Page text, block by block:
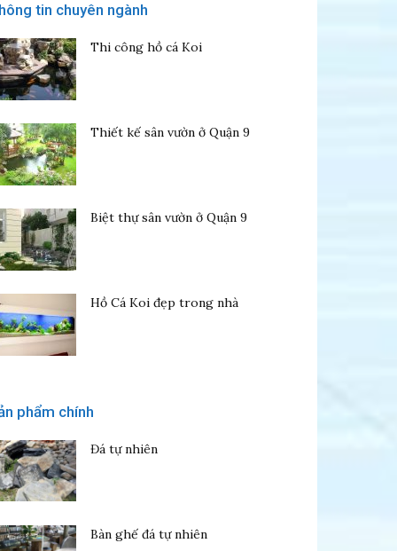
tin chuyên ngành
Thi công hồ cá Koi
Thiết kế sân vườn ở Quận 9
Biệt thự sân vườn ở Quận 9
Hồ Cá Koi đẹp trong nhà
phẩm chính
Đá tự nhiên
Bàn ghế đá tự nhiên